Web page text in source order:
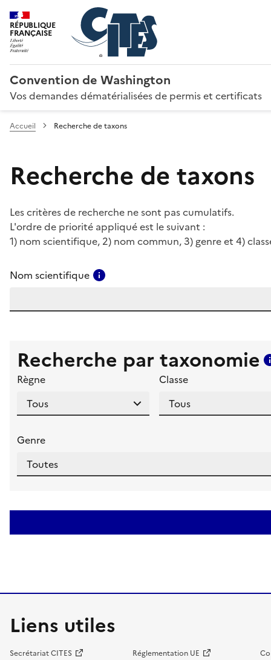
RÉPUBLIQUE
FRANÇAISE
Convention de Washington
Vos demandes dématérialisées de permis et certificats
Accueil Recherche de taxons
Recherche de taxons
Les critères de recherche ne sont pas cumulatifs.
L'ordre de priorité appliqué est le suivant :
1) nom scientifique, 2) nom commun, 3) genre et 4)
Nom scientifique
Recherche par taxonomie
Règne Classe
Genre
Liens utiles
Secrétariat CITES Réglementation UE